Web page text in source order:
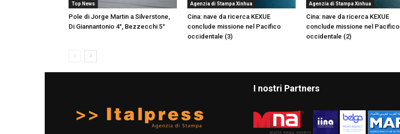
Top News
Pole di Jorge Martin a Silverstone,
Di Giannantonio 4°, Bezzecchi 5°
Agenzia di Stampa Xinhua
Cina: nave da ricerca KEXUE
conclude missione nel Pacifico
occidentale (3)
Agenzia di Stampa Xinhua
Cina: nave da ricerca KEXUE
conclude missione nel Pacifico
occidentale (2)
I nostri Partners